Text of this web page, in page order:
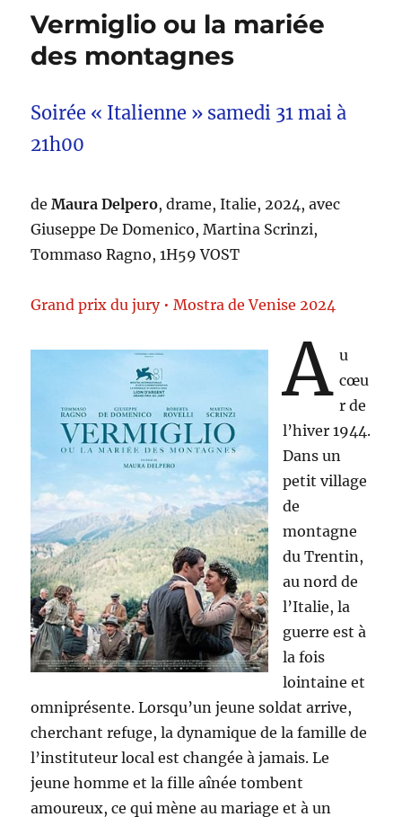
Vermiglio ou la mariée
des montagnes
Soirée « Italienne » samedi 31 mai à
21h00
deMaura Delpero, drame, Italie, 2024, avec
Giuseppe De Domenico, Martina Scrinzi,
Tommaso Ragno, 1H59 VOST
Grand prix du jury • Mostra de Venise 2024
A u
cœu
r de
l’hiver 1944.
Dans un
petit village
de
montagne
du Trentin,
au nord de
l’Italie, la
guerre est à
la fois
lointaine et
omniprésente. Lorsqu’un jeune soldat arrive,
cherchant refuge, la dynamique de la famille de
l’instituteur local est changée à jamais. Le
jeune homme et la fille aînée tombent
amoureux, ce qui mène au mariage et à un